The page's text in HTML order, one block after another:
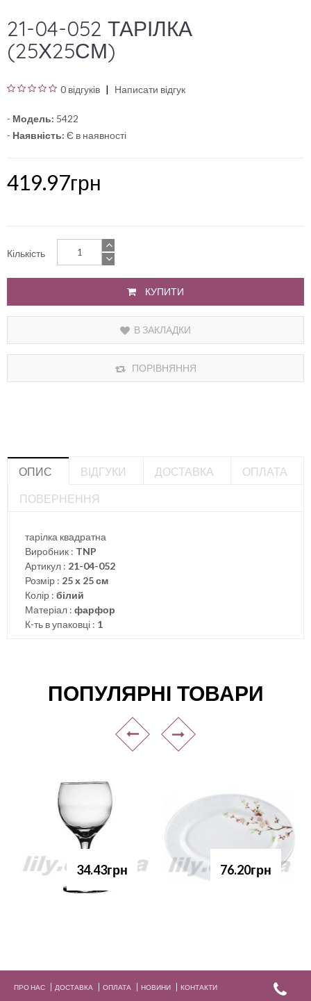
21-04-052 ТАРІЛКА
(25Х25СМ)
0 відгуків Написати відгук
- Модель: 5422
- Наявність: Є в наявності
419.97грн
Кількість
КУПИТИ
В ЗАКЛАДКИ
ПОРІВНЯННЯ
ОПИС ВІДГУКИ ДОСТАВКА
ОПЛАТА
ПОВЕРНЕННЯ
тарілка квадратна
Виробник : TNP
Артикул : 21-04-052
Розмір : 25 х 25 см
Колір : білий
Матеріал : фарфор
К-ть в упаковці : 1
ПОПУЛЯРНІ ТОВАРИ
34.43грн 76.20грн
ПРО НАС ДОСТАВКА ОПЛАТА НОВИНИ КОНТАКТИ